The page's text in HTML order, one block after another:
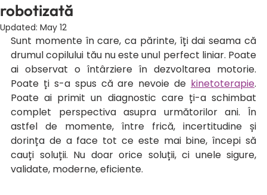
robotizată
Updated: May 12
Sunt momente în care, ca părinte, îți dai seama că
drumul copilului tău nu este unul perfect liniar. Poate
ai observat o întârziere în dezvoltarea motorie.
Poate ți s-a spus că are nevoie de kinetoterapie.
Poate ai primit un diagnostic care ți-a schimbat
complet perspectiva asupra următorilor ani. În
astfel de momente, între frică, incertitudine și
dorința de a face tot ce este mai bine, începi să
cauți soluții. Nu doar orice soluții, ci unele sigure,
validate, moderne, eficiente.